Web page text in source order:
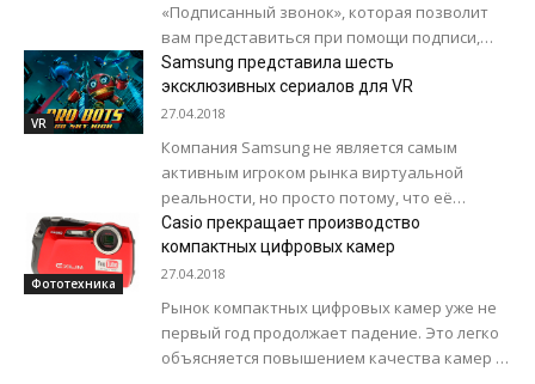
«Подписанный звонок», которая позволит
вам представиться при помощи подписи,
даже если ваш номер не записан в адресной
книге вызываемого...
VR
Samsung представила шесть
эксклюзивных сериалов для VR
27.04.2018
Компания Samsung не является самым
активным игроком рынка виртуальной
реальности, но просто потому, что её
смартфоны самые распространённые в
мире, гарнитур VR, предназначенных для...
Фототехника
Casio прекращает производство
компактных цифровых камер
27.04.2018
Рынок компактных цифровых камер уже не
первый год продолжает падение. Это легко
объясняется повышением качества камер у